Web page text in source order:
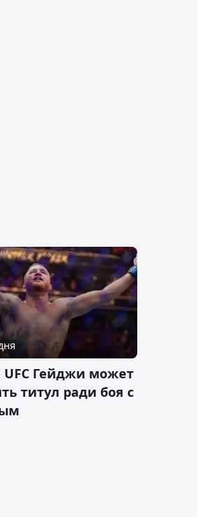
Гейджи может
титул ради боя с